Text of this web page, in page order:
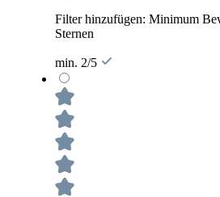
Filter hinzufügen: Minimum
Sternen
min. 2/5